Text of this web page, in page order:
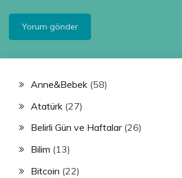
Anne&Bebek (58)
Atatürk (27)
Belirli Gün ve Haftalar(26)
Bilim (13)
Bitcoin (22)